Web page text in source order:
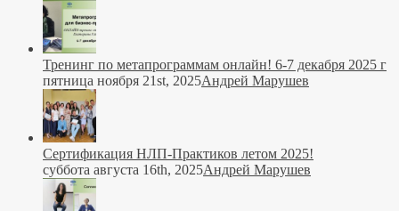
Тренинг по метапрограммам онлайн! 6-7 декабря 2025 г
пятница ноября 21st, 2025Андрей Марушев
Сертификация НЛП-Практиков летом 2025!
суббота августа 16th, 2025Андрей Марушев